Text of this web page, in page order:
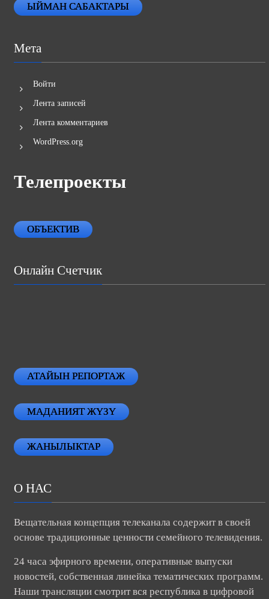
ЫЙМАН САБАКТАРЫ
Мета
Войти
Лента записей
Лента комментариев
WordPress.org
Телепроекты
ОБЪЕКТИВ
Онлайн Счетчик
АТАЙЫН РЕПОРТАЖ
МАДАНИЯТ ЖҮЗҮ
ЖАНЫЛЫКТАР
О НАС
Вещательная концепция телеканала содержит в своей
основе традиционные ценности семейного телевидения.
24 часа эфирного времени, оперативные выпуски
новостей, собственная линейка тематических программ.
Наши трансляции смотрит вся республика в цифровой